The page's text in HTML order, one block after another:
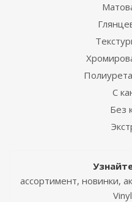
С
Без
ассортимент, новинки,